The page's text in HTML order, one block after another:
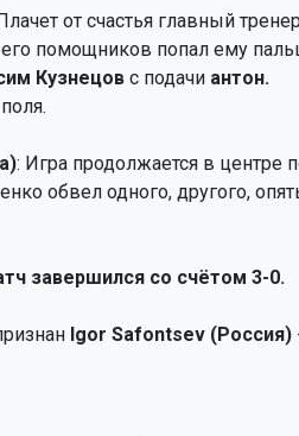
от счастья главный
его помощников попал ему
Кузнецов с подачи антон.
: Игра продолжается в центре
обвел одного, другого,
завершился со счётом 3-0.
Igor Safontsev (Россия)